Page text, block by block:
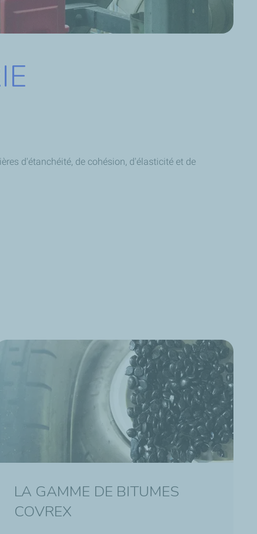
d'étanchéité, de cohésion, d'élasticité et de
LA GAMME DE BITUMES
COVREX